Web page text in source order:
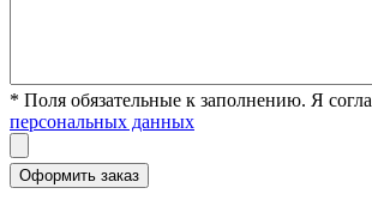
* Поля обязательные к заполнению. Я
персональных данных